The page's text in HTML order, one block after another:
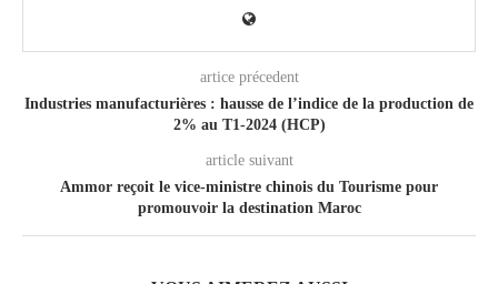
artice précedent
Industries manufacturières : hausse de l’indice de la production de
2% au T1-2024 (HCP)
article suivant
Ammor reçoit le vice-ministre chinois du Tourisme pour
promouvoir la destination Maroc